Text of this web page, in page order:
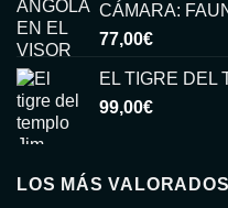
CÁMARA:
77,00€
EL TIGRE DEL
99,00€
LOS MÁS VALORADOS